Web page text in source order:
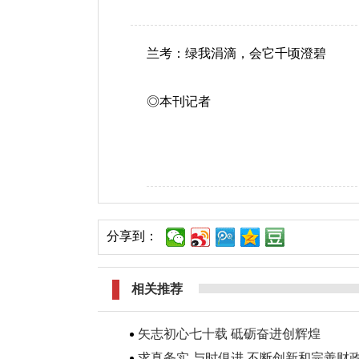
兰考：绿我涓滴，会它千顷澄碧
◎本刊记者
分享到：
相关推荐
矢志初心七十载 砥砺奋进创辉煌